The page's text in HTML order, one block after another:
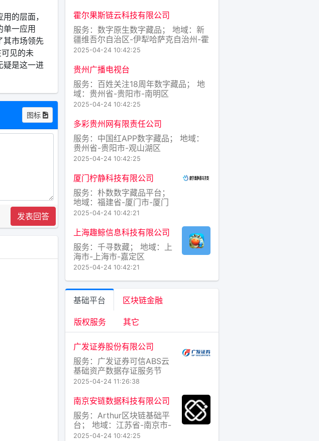
的层面，
一应用
其市场领先
见的未
疑是这一进
图标
发表回答
霍尔果斯链云科技有限公司
服务：数字原生数字藏品； 地域：新
疆维吾尔自治区-伊犁哈萨克自治州-霍
尔果斯市
2025-04-24 10:42:25
贵州广播电视台
服务：百姓关注18周年数字藏品； 地
域：贵州省-贵阳市-南明区
2025-04-24 10:42:25
多彩贵州网有限责任公司
服务：中国红APP数字藏品； 地域：
贵州省-贵阳市-观山湖区
2025-04-24 10:42:25
厦门柠静科技有限公司
服务：朴数数字藏品平台；
地域：福建省-厦门市-厦门
软件园
2025-04-24 10:42:21
上海趣鲸信息科技有限公司
服务：千寻数藏； 地域：上
海市-上海市-嘉定区
2025-04-24 10:42:21
基础平台 区块链金融
版权服务 其它
广发证券股份有限公司
服务：广发证券可信ABS云
基础资产数据存证服务节
点； 地域：广东省-广州市-
2025-04-24 11:26:38
南京安链数据科技有限公司
服务：Arthur区块链基础平
台； 地域：江苏省-南京市-
雨花台区
2025-04-24 10:42:25